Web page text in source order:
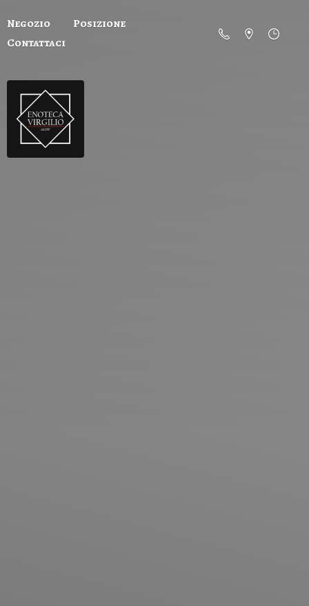
Negozio
Posizione
Contattaci